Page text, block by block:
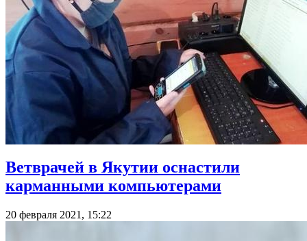
Ветврачей в Якутии оснастили
карманными компьютерами
20 февраля 2021, 15:22